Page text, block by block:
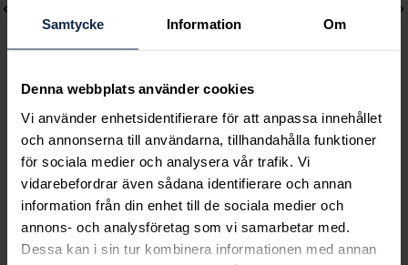
Samtycke Information Om
Denna webbplats använder cookies
Vi använder enhetsidentifierare för att anpassa innehållet
och annonserna till användarna, tillhandahålla funktioner
för sociala medier och analysera vår trafik. Vi
vidarebefordrar även sådana identifierare och annan
information från din enhet till de sociala medier och
annons- och analysföretag som vi samarbetar med.
Dessa kan i sin tur kombinera informationen med annan
Lily and Rose
Emily pearl bracelet -
Ivory
Pris:349 kr
349 kr
Mockberg
Royal Watch 28 mm
Pris:2 399 kr
2 399 kr